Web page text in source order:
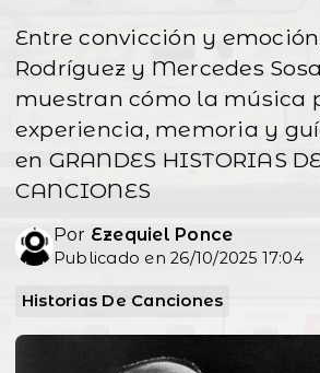
Entre convicción y
Rodríguez y Mercedes
muestran cómo la música
experiencia, memoria y
en GRANDES HISTORIAS
CANCIONES
Por Ezequiel Ponce
Publicado en 26/10/2025 17:04
Historias De Canciones